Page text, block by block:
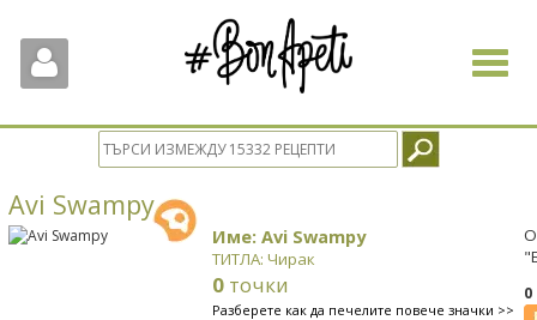
Toggle
Avi Swampy
Име: Avi Swampy
ТИТЛА: Чирак
0 точки
Разберете как да печелите повече значки >>